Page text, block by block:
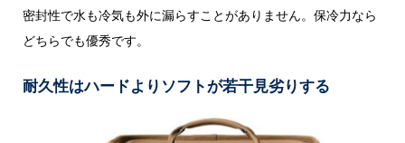
密封性で水も冷気も外に漏らすことがありません。保冷力なら
どちらでも優秀です。
耐久性はハードよりソフトが若干見劣りする